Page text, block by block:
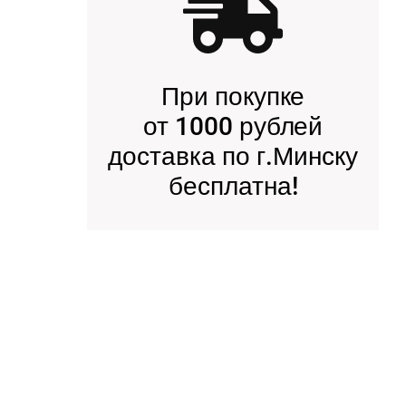
При покупке
от 1000 рублей
доставка по г.Минску
бесплатна!